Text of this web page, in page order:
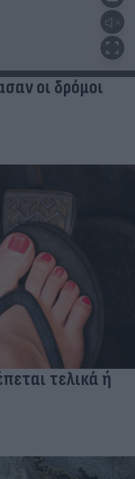
οι δρόμοι
τελικά ή